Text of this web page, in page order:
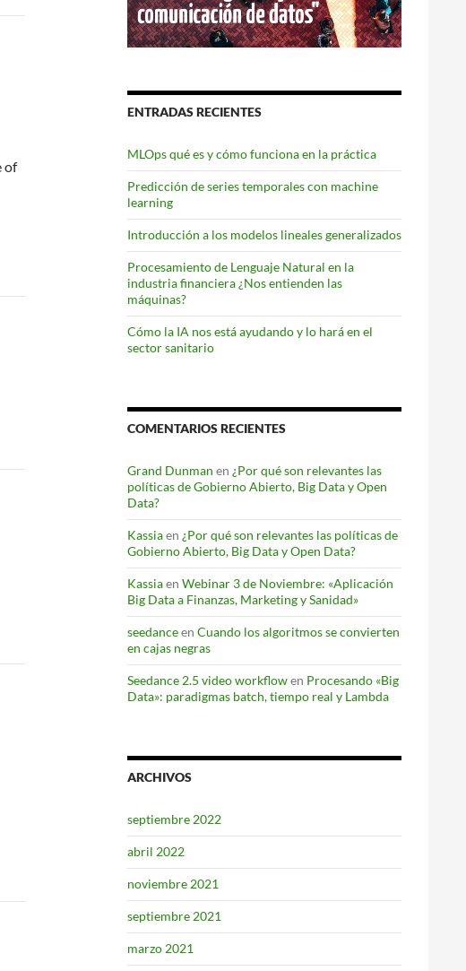
of
ENTRADAS RECIENTES
MLOps qué es y cómo funciona en la práctica
Predicción de series temporales con machine
learning
Introducción a los modelos lineales generalizados
Procesamiento de Lenguaje Natural en la
industria financiera ¿Nos entienden las
máquinas?
Cómo la IA nos está ayudando y lo hará en el
sector sanitario
COMENTARIOS RECIENTES
Grand Dunman en ¿Por qué son relevantes las
políticas de Gobierno Abierto, Big Data y Open
Data?
Kassiaen ¿Por qué son relevantes las políticas de
Gobierno Abierto, Big Data y Open Data?
Kassiaen Webinar 3 de Noviembre: «Aplicación
Big Data a Finanzas, Marketing y Sanidad»
seedanceen Cuando los algoritmos se convierten
en cajas negras
Seedance 2.5 video workflowen Procesando «Big
Data»: paradigmas batch, tiempo real y Lambda
ARCHIVOS
septiembre 2022
abril 2022
noviembre 2021
septiembre 2021
marzo 2021